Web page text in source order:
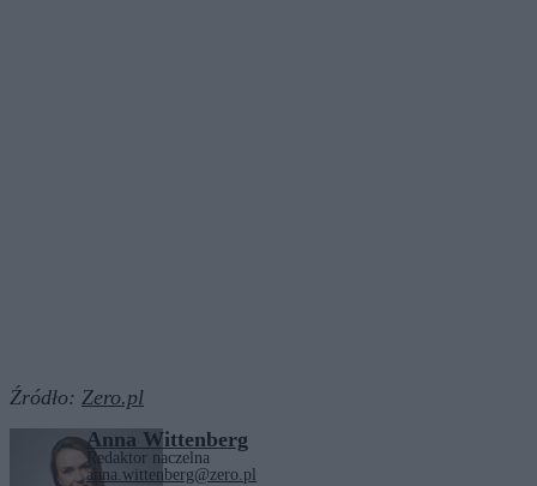
Źródło: Zero.pl
Anna Wittenberg
Redaktor naczelna
anna.wittenberg@zero.pl